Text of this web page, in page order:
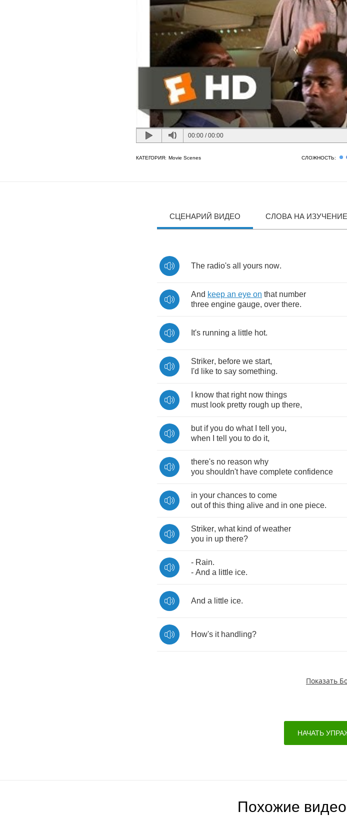
00:00 /00:00
КАТЕГОРИЯ: Movie Scenes СЛОЖНОСТЬ:
СЦЕНАРИЙ ВИДЕО СЛОВА НА ИЗУЧЕНИЕ
The radio's all yours now.
And keep an eye on that number
three engine gauge, over there.
It's running a little hot.
Striker, before we start,
I'd
like to say something.
know that right now things
must look pretty rough up there,
but if you do what tell you,
when
tell you to do it,
there's no reason why
you shouldn't have complete confidence
in your chances to come
out of this thing alive and in one piece.
Striker, what kind of weather
you in up there?
- Rain.
- And a little ice.
And a little ice.
How's it handling?
Показать
НАЧАТЬ
Похожие